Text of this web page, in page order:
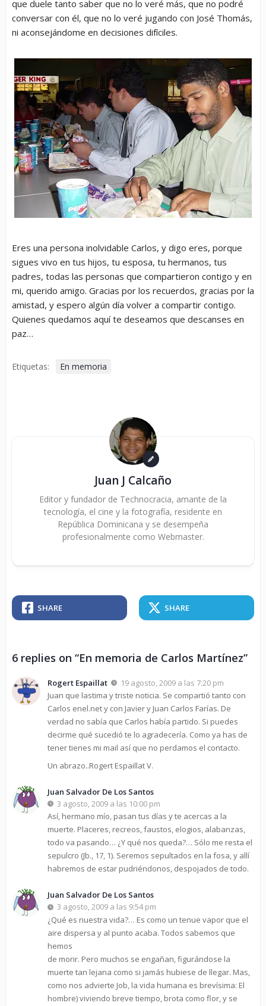
que duele tanto saber que no lo veré más, que no podré
conversar con él, que no lo veré jugando con José Thomás,
ni aconsejándome en decisiones difíciles.
Eres una persona inolvidable Carlos, y digo eres, porque
sigues vivo en tus hijos, tu esposa, tu hermanos, tus
padres, todas las personas que compartieron contigo y en
mi, querido amigo. Gracias por los recuerdos, gracias por la
amistad, y espero algún día volver a compartir contigo.
Quienes quedamos aquí te deseamos que descanses en
paz…
Etiquetas: En memoria
Juan J Calcaño
Editor y fundador de Technocracia, amante de la
tecnología, el cine y la fotografía, residente en
República Dominicana y se desempeña
profesionalmente como Webmaster.
SHARE SHARE
6 replies on “En memoria de Carlos Martínez”
Rogert Espaillat
19 agosto, 2009 a las 7:20 pm
Juan que lastima y triste noticia. Se compartió tanto con
Carlos enel.net y con Javier y Juan Carlos Farías. De
verdad no sabía que Carlos había partido. Si puedes
decirme qué sucedió te lo agradecería. Como ya has de
tener tienes mi mail así que no perdamos el contacto.
Un abrazo..Rogert Espaillat V.
Juan Salvador De Los Santos
3 agosto, 2009 a las 10:00 pm
Así, hermano mío, pasan tus días y te acercas a la
muerte. Placeres, recreos, faustos, elogios, alabanzas,
todo va pasando… ¿Y qué nos queda?… Sólo me resta el
sepulcro (Jb., 17, 1). Seremos sepultados en la fosa, y allí
habremos de estar pudriéndonos, despojados de todo.
Juan Salvador De Los Santos
3 agosto, 2009 a las 9:54 pm
¿Qué es nuestra vida?… Es como un tenue vapor que el
aire dispersa y al punto acaba. Todos sabemos que
hemos
de morir. Pero muchos se engañan, figurándose la
muerte tan lejana como si jamás hubiese de llegar. Mas,
como nos advierte Job, la vida humana es brevísima: El
hombre) viviendo breve tiempo, brota como flor, y se